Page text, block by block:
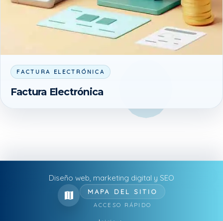
FACTURA ELECTRÓNICA
Factura Electrónica
Diseño web, marketing digital y SEO
MAPA DEL SITIO
ACCESO RÁPIDO